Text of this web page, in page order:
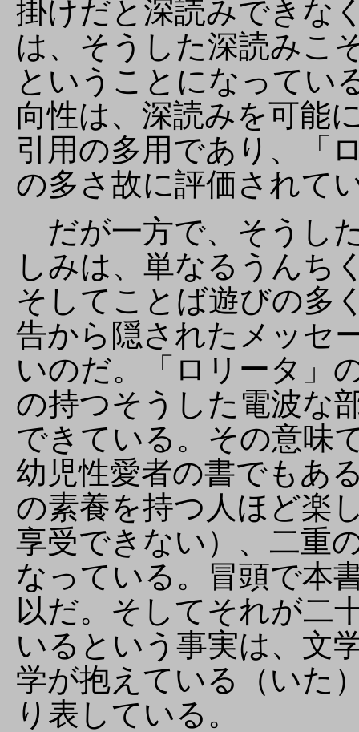
掛けだと深読みできな
は、そうした深読みこ
ということになってい
向性は、深読みを可能
引用の多用であり、「
の多さ故に評価されて
だが一方で、そうし
しみは、単なるうんち
そしてことば遊びの多
告から隠されたメッセ
いのだ。「ロリータ」
の持つそうした電波な
できている。その意味
幼児性愛者の書でもあ
の素養を持つ人ほど楽
享受できない）、二重
なっている。冒頭で本
以だ。そしてそれが二
いるという事実は、文
学が抱えている（いた
り表している。